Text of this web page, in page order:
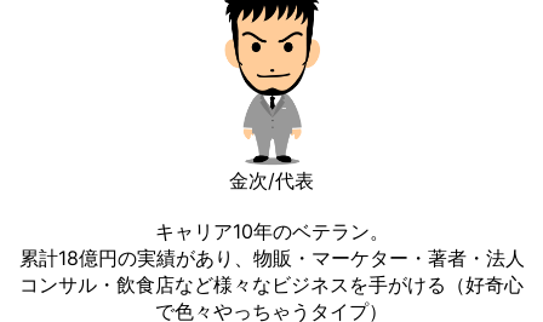
金次/代表
キャリア10年のベテラン。
累計18億円の実績があり、物販・マーケター・著者・法人
コンサル・飲食店など様々なビジネスを手がける（好奇心
で色々やっちゃうタイプ）